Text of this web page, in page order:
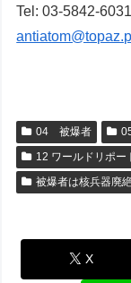
Tel: 03-5842-
04 被爆者
12 ワールドリポー
被爆者は核兵器廃
X